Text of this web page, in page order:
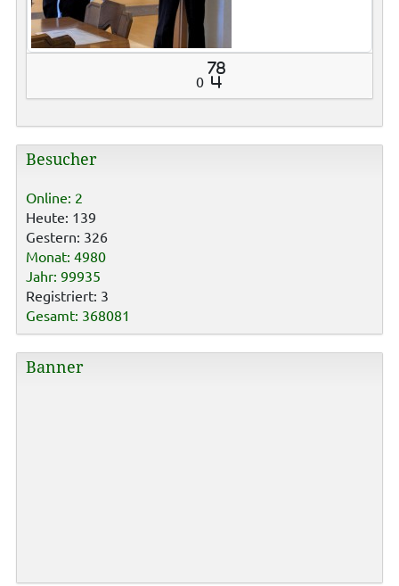
0
78
4
Besucher
Online: 2
Heute: 139
Gestern: 326
Monat: 4980
Jahr: 99935
Registriert: 3
Gesamt: 368081
Banner